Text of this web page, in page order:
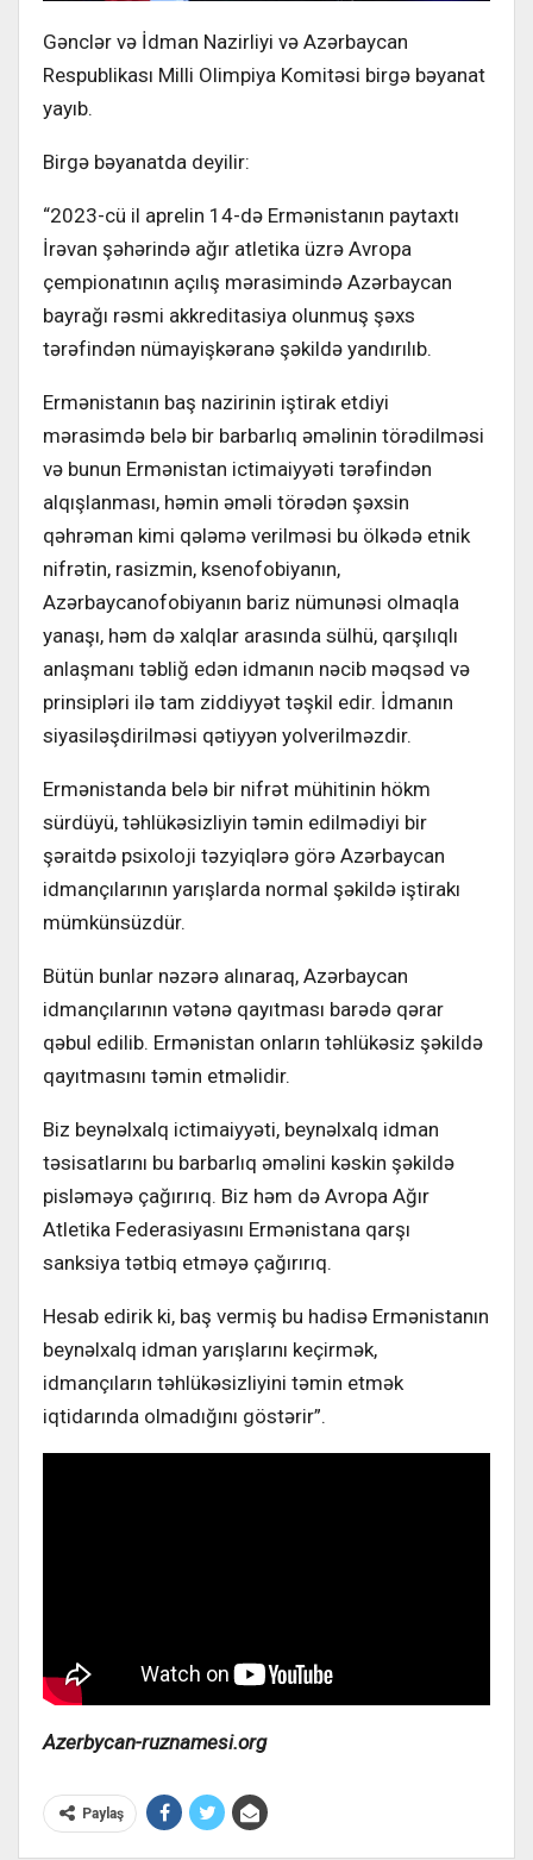
Gənclər və İdman Nazirliyi və Azərbaycan
Respublikası Milli Olimpiya Komitəsi birgə bəyanat
yayıb.
Birgə bəyanatda deyilir:
“2023-cü il aprelin 14-də Ermənistanın paytaxtı
İrəvan şəhərində ağır atletika üzrə Avropa
çempionatının açılış mərasimində Azərbaycan
bayrağı rəsmi akkreditasiya olunmuş şəxs
tərəfindən nümayişkəranə şəkildə yandırılıb.
Ermənistanın baş nazirinin iştirak etdiyi
mərasimdə belə bir barbarlıq əməlinin törədilməsi
və bunun Ermənistan ictimaiyyəti tərəfindən
alqışlanması, həmin əməli törədən şəxsin
qəhrəman kimi qələmə verilməsi bu ölkədə etnik
nifrətin, rasizmin, ksenofobiyanın,
Azərbaycanofobiyanın bariz nümunəsi olmaqla
yanaşı, həm də xalqlar arasında sülhü, qarşılıqlı
anlaşmanı təbliğ edən idmanın nəcib məqsəd və
prinsipləri ilə tam ziddiyyət təşkil edir. İdmanın
siyasiləşdirilməsi qətiyyən yolverilməzdir.
Ermənistanda belə bir nifrət mühitinin hökm
sürdüyü, təhlükəsizliyin təmin edilmədiyi bir
şəraitdə psixoloji təzyiqlərə görə Azərbaycan
idmançılarının yarışlarda normal şəkildə iştirakı
mümkünsüzdür.
Bütün bunlar nəzərə alınaraq, Azərbaycan
idmançılarının vətənə qayıtması barədə qərar
qəbul edilib. Ermənistan onların təhlükəsiz şəkildə
qayıtmasını təmin etməlidir.
Biz beynəlxalq ictimaiyyəti, beynəlxalq idman
təsisatlarını bu barbarlıq əməlini kəskin şəkildə
pisləməyə çağırırıq. Biz həm də Avropa Ağır
Atletika Federasiyasını Ermənistana qarşı
sanksiya tətbiq etməyə çağırırıq.
Hesab edirik ki, baş vermiş bu hadisə Ermənistanın
beynəlxalq idman yarışlarını keçirmək,
idmançıların təhlükəsizliyini təmin etmək
iqtidarında olmadığını göstərir”.
Azerbycan-ruznamesi.org
Paylaş